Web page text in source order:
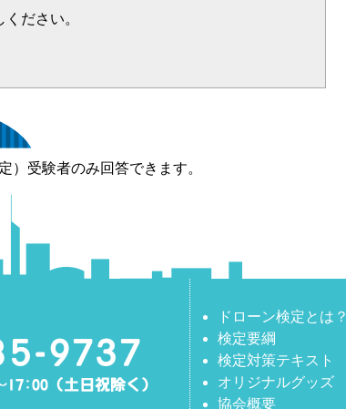
ださい。
）受験者のみ回答できます。
ドローン検定とは？
検定要綱
検定対策テキスト
オリジナルグッズ
協会概要